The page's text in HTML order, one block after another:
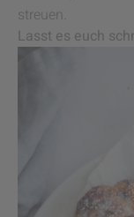
streuen.
Lasst es euch